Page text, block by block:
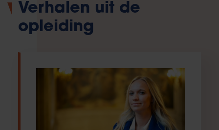
Verhalen uit de
opleiding